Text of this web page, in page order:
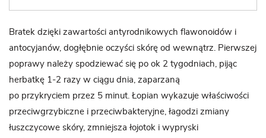
Bratek dzięki zawartości antyrodnikowych flawonoidów i
antocyjanów, dogłębnie oczyści skórę od wewnątrz. Pierwszej
poprawy należy spodziewać się po ok 2 tygodniach, pijąc
herbatkę 1-2 razy w ciągu dnia, zaparzaną
po przykryciem przez 5 minut. Łopian wykazuje właściwości
przeciwgrzybiczne i przeciwbakteryjne, łagodzi zmiany
łuszczycowe skóry, zmniejsza łojotok i wypryski